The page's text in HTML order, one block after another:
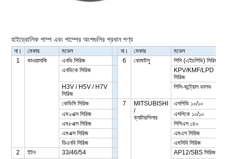
হাইড্রোলিক পাম্প এবং পাম্পের অংশগুলির প্রধান পণ্য
না। মেকার মডেল না। মেকার
মডেল
1
কাওয়াসাকি এনভি সিরিজ 6 কোমাটসু
পিসি (এইচপিভি) সিরিজ
এনভিকে সিরিজ
KPV/KMF/LPD
সিরিজ
H3V / H5V / H7V
সিরিজ
পিসি-কন্ট্রোল ভালভ
কেভিসি সিরিজ 7
MITSUBISHI
/
ক্যাটারপিলার
এসপিভি ১০/১০
এম২এক্স সিরিজ
এসপিকে ১০/১০
এম৫এক্স সিরিজ
পিপিএস ১৪০
এমএক্স সিরিজ
এমএস সিরিজ
ডিএনবি সিরিজ
এমসিবি সিরিজ
2
ইটন 33/46/54
AP12/SBS সিরিজ